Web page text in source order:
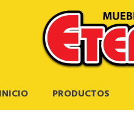
INICIO PRODUCTOS